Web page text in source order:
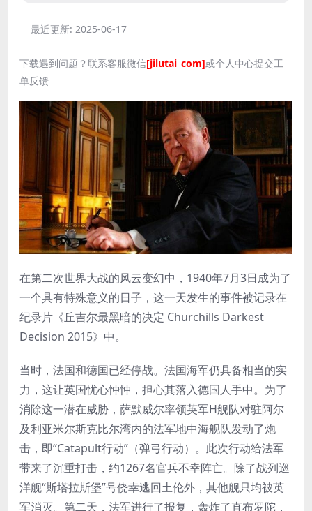
最近更新: 2025-06-17
下载遇到问题？联系客服微信[jilutai_com]或个人中心提交工
单反馈
在第二次世界大战的风云变幻中，1940年7月3日成为了
一个具有特殊意义的日子，这一天发生的事件被记录在
纪录片《丘吉尔最黑暗的决定 Churchills Darkest
Decision 2015》中。
当时，法国和德国已经停战。法国海军仍具备相当的实
力，这让英国忧心忡忡，担心其落入德国人手中。为了
消除这一潜在威胁，萨默威尔率领英军H舰队对驻阿尔
及利亚米尔斯克比尔湾内的法军地中海舰队发动了炮
击，即“Catapult行动”（弹弓行动）。此次行动给法军
带来了沉重打击，约1267名官兵不幸阵亡。除了战列巡
洋舰“斯塔拉斯堡”号侥幸逃回土伦外，其他舰只均被英
军消灭。第二天，法军进行了报复，轰炸了直布罗陀，